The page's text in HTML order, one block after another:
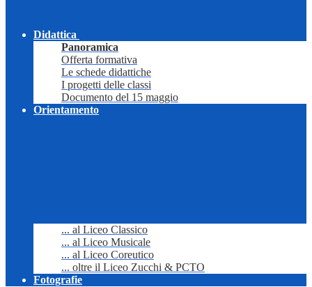
Didattica
Panoramica
Offerta formativa
Le schede didattiche
I progetti delle classi
Documento del 15 maggio
Orientamento
... al Liceo Classico
... al Liceo Musicale
... al Liceo Coreutico
... oltre il Liceo Zucchi & PCTO
Fotografie